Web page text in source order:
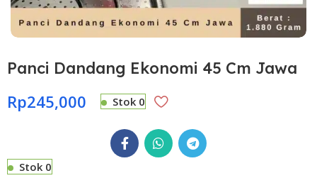
Panci Dandang Ekonomi 45 Cm Jawa
Rp245,000 Stok 0
Stok 0